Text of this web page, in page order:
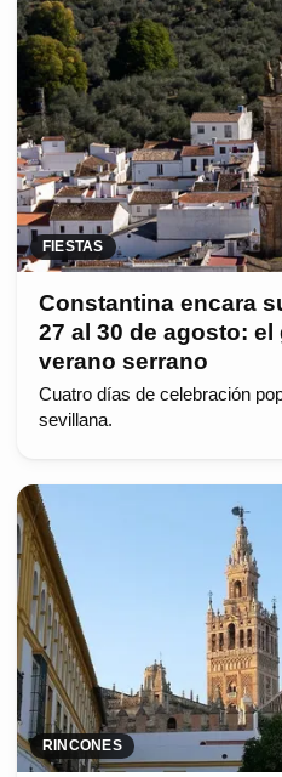
FIESTAS
Constantina encara
27 al 30 de agosto: el
verano serrano
Cuatro días de celebración
sevillana.
RINCONES